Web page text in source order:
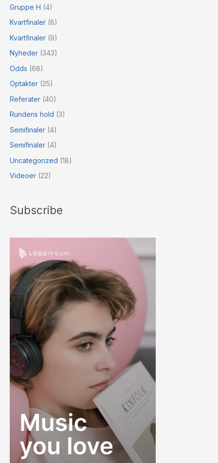
Gruppe H (4)
Kvartfinaler (8)
Kvartfinaler (9)
Nyheder (343)
Odds (68)
Optakter (25)
Referater (40)
Rundens hold (3)
Semifinaler (4)
Semifinaler (4)
Uncategorized (18)
Videoer (22)
Subscribe